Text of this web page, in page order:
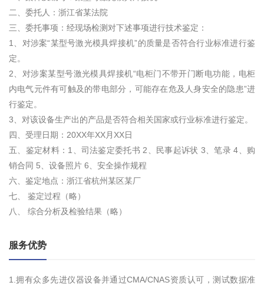
二、委托人：浙江省某法院
三、委托事项：经现场检测对下述事项进行技术鉴定：
1、对涉案“某型号激光模具焊接机”的质量是否符合行业标准进行鉴
定。
2、对涉案某型号激光模具焊接机“电柜门不带开门断电功能，电柜
内电气元件有可触及的带电部分，可能存在危及人身安全的隐患”进
行鉴定。
3、对该设备生产出的产品是否符合相关国家或行业标准进行鉴定。
四、受理日期：20XX年XX月XX日
五、鉴定材料：1、司法鉴定委托书 2、民事起诉状 3、笔录 4、购
销合同 5、设备照片 6、安全操作规程
六、鉴定地点：浙江省杭州某区某厂
七、 鉴定过程（略）
八、 综合分析及检验结果（略）
服务优势
1.拥有众多先进仪器设备并通过CMA/CNAS资质认可，测试数据准